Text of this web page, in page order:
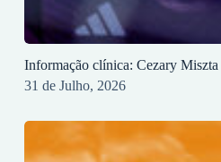
Informação clínica: Cezary Miszta
31 de Julho, 2026